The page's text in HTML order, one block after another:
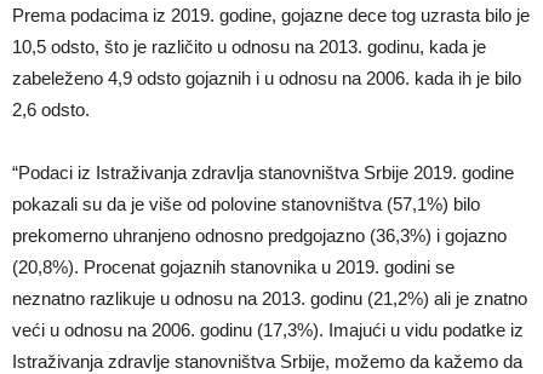
Prema podacima iz 2019. godine, gojazne dece tog uzrasta bilo je
10,5 odsto, što je različito u odnosu na 2013. godinu, kada je
zabeleženo 4,9 odsto gojaznih i u odnosu na 2006. kada ih je bilo
2,6 odsto.
“Podaci iz Istraživanja zdravlja stanovništva Srbije 2019. godine
pokazali su da je više od polovine stanovništva (57,1%) bilo
prekomerno uhranjeno odnosno predgojazno (36,3%) i gojazno
(20,8%). Procenat gojaznih stanovnika u 2019. godini se
neznatno razlikuje u odnosu na 2013. godinu (21,2%) ali je znatno
veći u odnosu na 2006. godinu (17,3%). Imajući u vidu podatke iz
Istraživanja zdravlje stanovništva Srbije, možemo da kažemo da